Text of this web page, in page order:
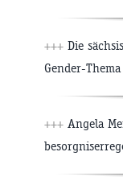
+++ Die
Gender-Thema
+++ Angela